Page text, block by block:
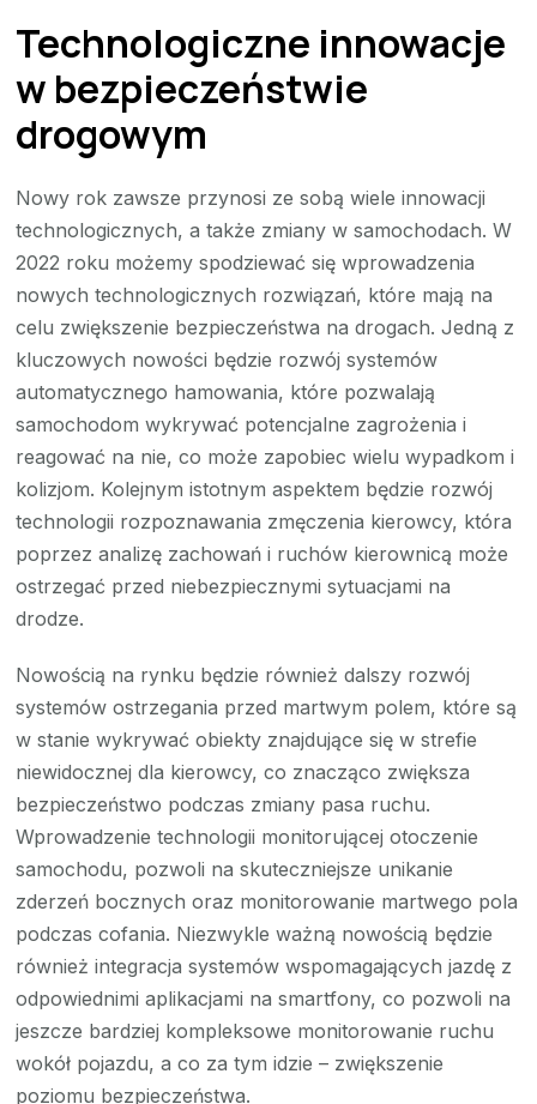
Technologiczne innowacje
w bezpieczeństwie
drogowym
Nowy rok zawsze przynosi ze sobą wiele innowacji
technologicznych, a także zmiany w samochodach. W
2022 roku możemy spodziewać się wprowadzenia
nowych technologicznych rozwiązań, które mają na
celu zwiększenie bezpieczeństwa na drogach. Jedną z
kluczowych nowości będzie rozwój systemów
automatycznego hamowania, które pozwalają
samochodom wykrywać potencjalne zagrożenia i
reagować na nie, co może zapobiec wielu wypadkom i
kolizjom. Kolejnym istotnym aspektem będzie rozwój
technologii rozpoznawania zmęczenia kierowcy, która
poprzez analizę zachowań i ruchów kierownicą może
ostrzegać przed niebezpiecznymi sytuacjami na
drodze.
Nowością na rynku będzie również dalszy rozwój
systemów ostrzegania przed martwym polem, które są
w stanie wykrywać obiekty znajdujące się w strefie
niewidocznej dla kierowcy, co znacząco zwiększa
bezpieczeństwo podczas zmiany pasa ruchu.
Wprowadzenie technologii monitorującej otoczenie
samochodu, pozwoli na skuteczniejsze unikanie
zderzeń bocznych oraz monitorowanie martwego pola
podczas cofania. Niezwykle ważną nowością będzie
również integracja systemów wspomagających jazdę z
odpowiednimi aplikacjami na smartfony, co pozwoli na
jeszcze bardziej kompleksowe monitorowanie ruchu
wokół pojazdu, a co za tym idzie – zwiększenie
poziomu bezpieczeństwa.